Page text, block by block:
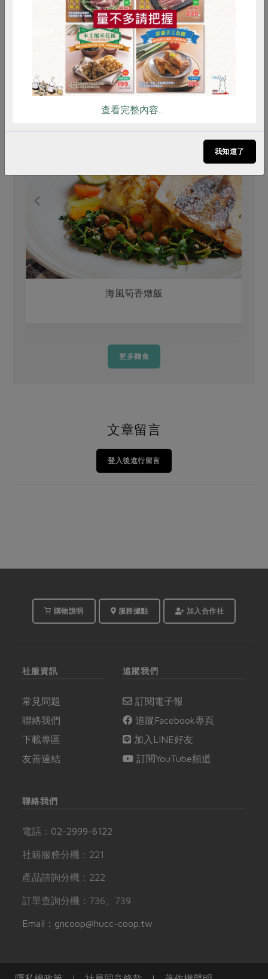
你可能有興趣的食譜
海風筍香燉飯
更多麵食
文章留言
登入後進行留言
購物說明 服務據點 加入合作社
社服資訊
常見問題
聯絡我們
下載專區
友善連結
追蹤我們
訂閱電子報
追蹤Facebook專頁
加入LINE好友
訂閱YouTube頻道
聯絡我們
電話： 02-2999-6122
社籍服務分機：221
產品諮詢分機：222
訂單查詢分機：736、739
Email：gncoop@hucc-coop.tw
雞蛋 食安 共同購買
查看完整內容..
我知道了